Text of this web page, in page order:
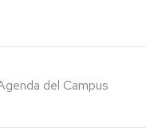
del Campus